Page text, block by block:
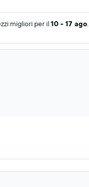
migliori per il 10 - 17 ago.